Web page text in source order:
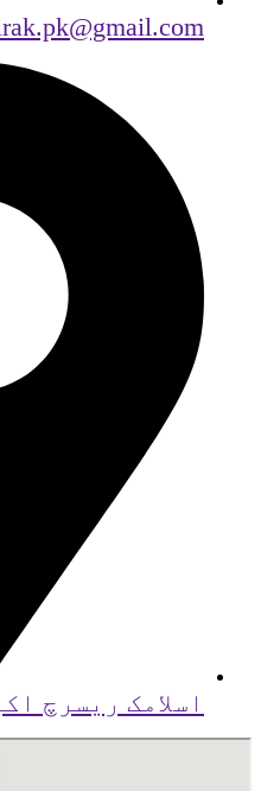
اسلامک ریسرچ